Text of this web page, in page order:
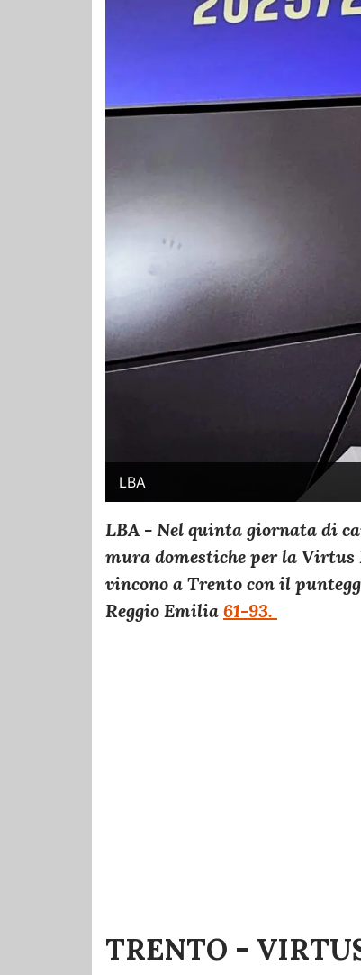
LBA
LBA - Nel quinta giornata di
mura domestiche per la
vincono a Trento con il
Reggio Emilia 61-93.
TRENTO -